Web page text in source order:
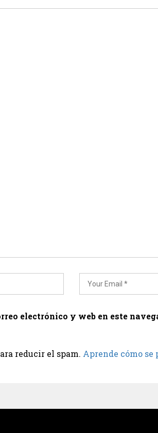
electrónico y web en este
reducir el spam. Aprende cómo se